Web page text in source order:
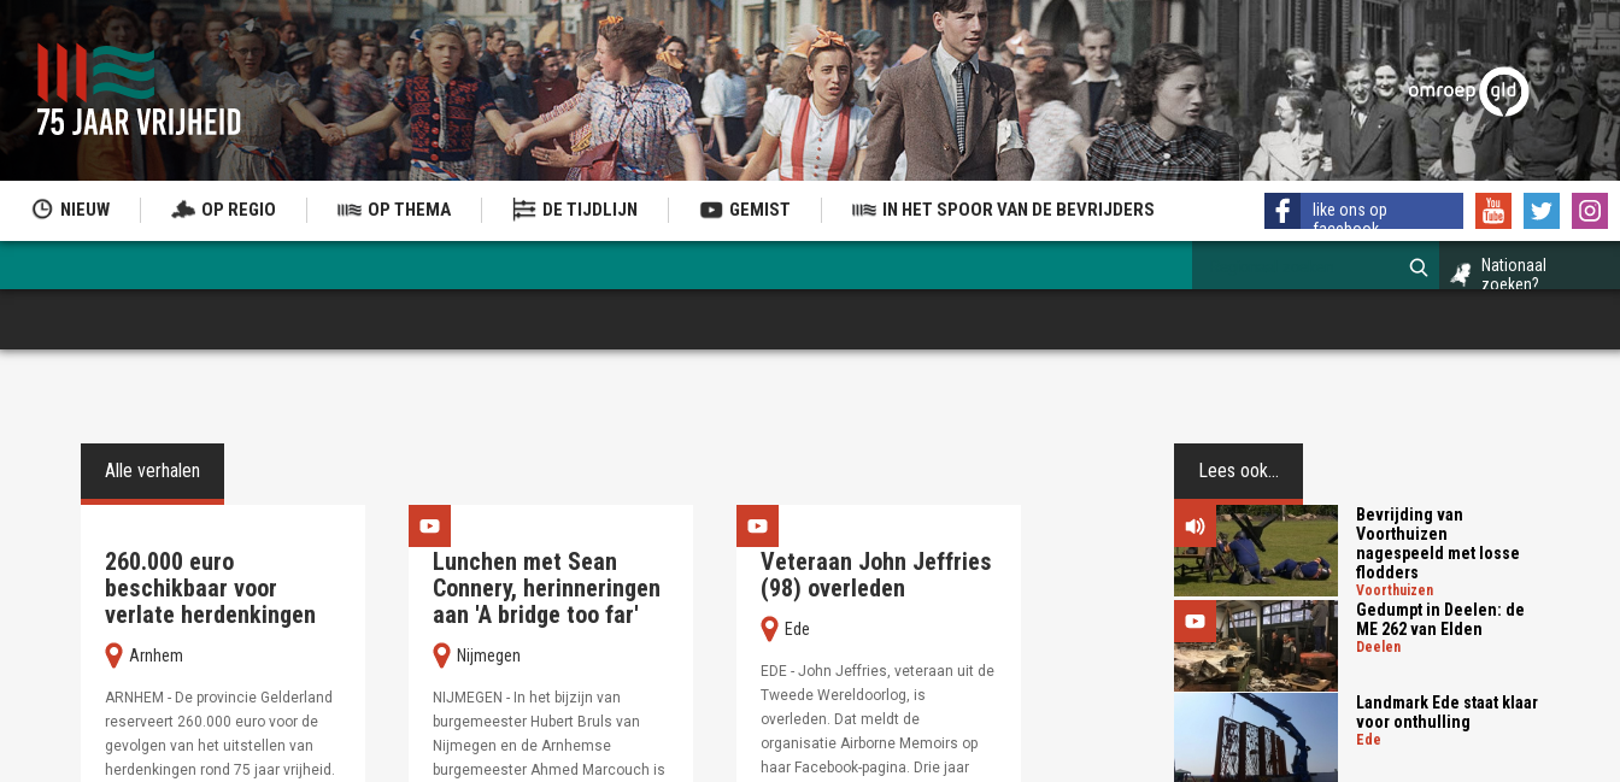
like ons op
facebook
NIEUW OP REGIO OP THEMA DE TIJDLIJN GEMIST IN HET SPOOR VAN DE BEVRIJDERS
Nationaal
zoeken?
Alle verhalen
260.000 euro
beschikbaar voor
verlate herdenkingen
arnhem
ARNHEM - De provincie Gelderland
reserveert 260.000 euro voor de
gevolgen van het uitstellen van
herdenkingen rond 75 jaar vrijheid.
Lunchen met Sean
Connery, herinneringen
aan 'A bridge too far'
nijmegen
NIJMEGEN - In het bijzijn van
burgemeester Hubert Bruls van
Nijmegen en de Arnhemse
burgemeester Ahmed Marcouch is
Veteraan John Jeffries
(98) overleden
ede
EDE - John Jeffries, veteraan uit de
Tweede Wereldoorlog, is
overleden. Dat meldt de
organisatie Airborne Memoirs op
haar Facebook-pagina. Drie jaar
Lees ook...
Bevrijding van
Voorthuizen
nagespeeld met losse
flodders
voorthuizen
Gedumpt in Deelen: de
ME 262 van Elden
deelen
Landmark Ede staat klaar
voor onthulling
ede